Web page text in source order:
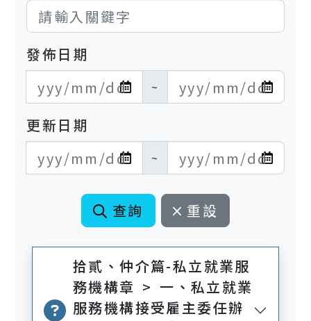
發佈日期
發布日期開始
~
發布日期結束
更新日期
更新日期開始
~
更新日期結束
查詢 重設
拾貳、仲介篇-私立就業服
務機構章 > 一、私立就業
服務機構接受雇主委任辦